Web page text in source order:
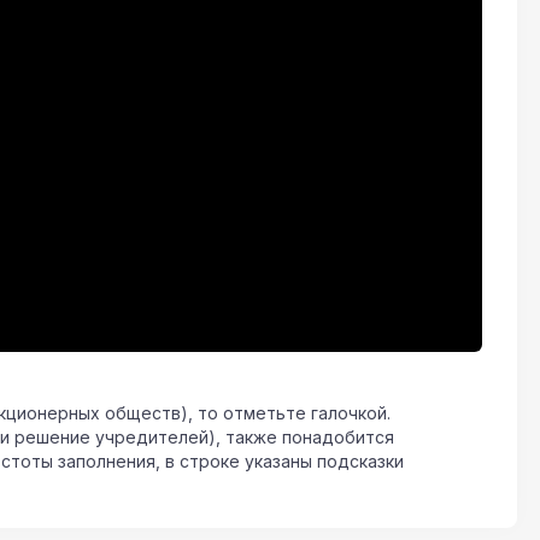
обществ), то отметьте галочкой.
решение учредителей), также понадобится
заполнения, в строке указаны подсказки